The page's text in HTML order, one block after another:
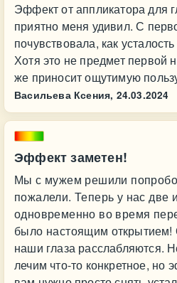
Эффект от аппликатора для
приятно меня удивил. С
почувствовала, как
Хотя это не предмет первой
же приносит ощутимую
Васильева Ксения, 24.03.2024
Эффект заметен!
Мы с мужем решили
пожалели. Теперь у нас две
одновременно во время
было настоящим открытием!
наши глаза расслабляются.
лечим что-то конкретное, но